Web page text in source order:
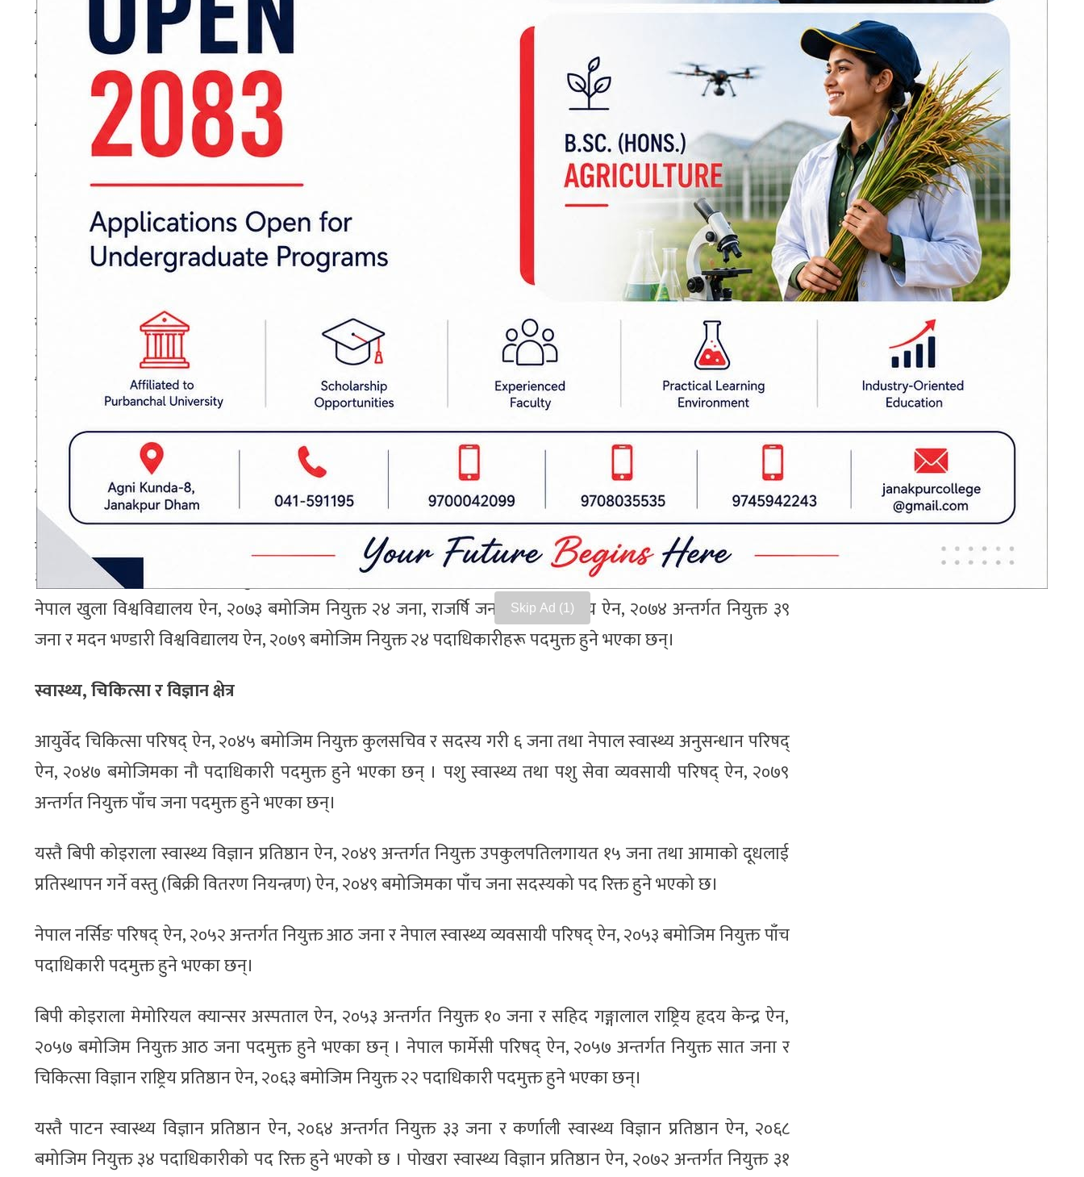
Skip Ad
विज्ञापन (नियमन गर्ने) ऐन, २०७६ बमोजिम नियुक्त अध्यक्ष र सदस्य गरी ६ जना, सुरक्षण मुद्रणसम्बन्धी ऐन, २०८१ अन्तर्गत
नियुक्त तीन जना र सार्वजनिक सेवा प्रसारण ऐन, २०८१ बमोजिमका अध्यक्ष र सदस्य गरी १५ जना पदाधिकारी पदमुक्त हुने
भएका छन्।
शिक्षा तथा विश्वविद्यालय क्षेत्र
शिक्षा ऐन, २०२८ अन्तर्गतका विभिन्न समिति र शिक्षक सेवा आयोगका अध्यक्ष तथा सदस्य गरी २३ जना पदमुक्त हुने भएका छन्
। नेपाल संस्कृत विश्वविद्यालय ऐन, २०४३ बमोजिम नियुक्त उपकुलपति र सेवा आयोगका पदाधिकारीसहित २८ जना तथा
प्राविधिक शिक्षा तथा व्यावसायिक तालिम परिषद् ऐन, २०४५ अन्तर्गतका १७ जना पदाधिकारीको पद रिक्त हुने भएको छ ।
राष्ट्रिय युवा परिषद् ऐन, २०७२ अन्तर्गत नियुक्त ३४ जना पदाधिकारी पदमुक्त हुने भएका छन्।
काठमाडौँ विश्वविद्यालय ऐन, २०४८ बमोजिम नियुक्त उपकुलपति र कुलसचिवलगायत २५ जना तथा त्रिभुवन विश्वविद्यालय ऐन,
२०४९ बमोजिम नियुक्त उपकुलपति र सेवा आयोगका पदाधिकारीसहित ८४ पदाधिकारी पदमुक्त हुने भएका छन् ।
विश्वविद्यालय अनुदान आयोग ऐन, २०५० बमोजिम नियुक्त अध्यक्ष र सदस्य गरी आठ जना तथा पूर्वाञ्चल विश्वविद्यालय ऐन,
२०५० अन्तर्गत नियुक्त उपकुलपति र कुलसचिवलगायत ६९ पदाधिकारी पदमुक्त हुने भएका छन्।
यसैगरी पोखरा विश्वविद्यालय ऐन, २०५३ बमोजिम नियुक्त उपकुलपति र शैक्षिक प्रमुखसहित ५० जना तथा लुम्बिनी बौद्ध
विश्वविद्यालय ऐन, २०६३ बमोजिम नियुक्त उपकुलपति र कुलसचिवलगायत ४४ जना पदमुक्त हुने भएका छन्।
सुदूरपश्चिम विश्वविद्यालय ऐन, २०६७ अन्तर्गत नियुक्त भएका २७ जना र मध्यपश्चिम विश्वविद्यालय ऐन, २०६७ बमोजिम नियुक्त
२६ जना पदाधिकारीको पद रिक्त हुने भएको छ । कृषि तथा वन विज्ञान विश्वविद्यालय ऐन, २०६७ अन्तर्गत नियुक्त २२ जना,
नेपाल खुला विश्वविद्यालय ऐन, २०७३ बमोजिम नियुक्त २४ जना, राजर्षि जनक विश्वविद्यालय ऐन, २०७४ अन्तर्गत नियुक्त ३९
जना र मदन भण्डारी विश्वविद्यालय ऐन, २०७९ बमोजिम नियुक्त २४ पदाधिकारीहरू पदमुक्त हुने भएका छन्।
स्वास्थ्य, चिकित्सा र विज्ञान क्षेत्र
आयुर्वेद चिकित्सा परिषद् ऐन, २०४५ बमोजिम नियुक्त कुलसचिव र सदस्य गरी ६ जना तथा नेपाल स्वास्थ्य अनुसन्धान परिषद्
ऐन, २०४७ बमोजिमका नौ पदाधिकारी पदमुक्त हुने भएका छन् । पशु स्वास्थ्य तथा पशु सेवा व्यवसायी परिषद् ऐन, २०७९
अन्तर्गत नियुक्त पाँच जना पदमुक्त हुने भएका छन्।
यस्तै बिपी कोइराला स्वास्थ्य विज्ञान प्रतिष्ठान ऐन, २०४९ अन्तर्गत नियुक्त उपकुलपतिलगायत १५ जना तथा आमाको दूधलाई
प्रतिस्थापन गर्ने वस्तु (बिक्री वितरण नियन्त्रण) ऐन, २०४९ बमोजिमका पाँच जना सदस्यको पद रिक्त हुने भएको छ।
नेपाल नर्सिङ परिषद् ऐन, २०५२ अन्तर्गत नियुक्त आठ जना र नेपाल स्वास्थ्य व्यवसायी परिषद् ऐन, २०५३ बमोजिम नियुक्त पाँच
पदाधिकारी पदमुक्त हुने भएका छन्।
बिपी कोइराला मेमोरियल क्यान्सर अस्पताल ऐन, २०५३ अन्तर्गत नियुक्त १० जना र सहिद गङ्गालाल राष्ट्रिय हृदय केन्द्र ऐन,
२०५७ बमोजिम नियुक्त आठ जना पदमुक्त हुने भएका छन् । नेपाल फार्मेसी परिषद् ऐन, २०५७ अन्तर्गत नियुक्त सात जना र
चिकित्सा विज्ञान राष्ट्रिय प्रतिष्ठान ऐन, २०६३ बमोजिम नियुक्त २२ पदाधिकारी पदमुक्त हुने भएका छन्।
यस्तै पाटन स्वास्थ्य विज्ञान प्रतिष्ठान ऐन, २०६४ अन्तर्गत नियुक्त ३३ जना र कर्णाली स्वास्थ्य विज्ञान प्रतिष्ठान ऐन, २०६८
बमोजिम नियुक्त ३४ पदाधिकारीको पद रिक्त हुने भएको छ । पोखरा स्वास्थ्य विज्ञान प्रतिष्ठान ऐन, २०७२ अन्तर्गत नियुक्त ३१
बनाउँछौँ: गगन थापा
लागुऔषधसहित
विभिन्न स्थानबाट २०
जना पक्राउ
बन्द र घाटामा
थलिएका केही
उद्योगमा आशालाग्दा
परिणाम देखिन थाले :
प्रधानमन्त्री शाह
सिराहामा ९१ किलो
गाँजासहित एकजना
पक्राउ, ४ जना फरार